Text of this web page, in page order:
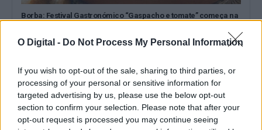
O Digital - Do Not Process My Personal Information
If you wish to opt-out of the sale, sharing to third parties, or
processing of your personal or sensitive information for
targeted advertising by us, please use the below opt-out
section to confirm your selection. Please note that after your
opt-out request is processed you may continue seeing
Borba: Festival Gastronómico “Gaspacho e tomate” começa na
sexta-feira
A Câmara de Borba, no distrito de Évora, promove a partir desta
sexta-feira um...